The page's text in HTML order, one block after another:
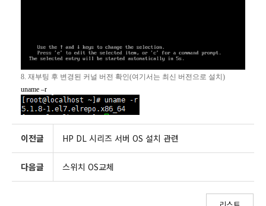
8. 재부팅 후 변경된 커널 버전 확인(여기서는 최신 버전으로 설치 )
uname –r
이전글 HP DL 시리즈 서버 OS 설치 관련
다음글 스위치 OS교체